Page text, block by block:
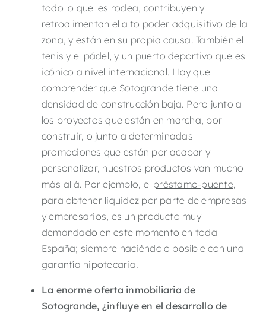
todo lo que les rodea, contribuyen y
retroalimentan el alto poder adquisitivo de la
zona, y están en su propia causa. También el
tenis y el pádel, y un puerto deportivo que es
icónico a nivel internacional. Hay que
comprender que Sotogrande tiene una
densidad de construcción baja. Pero junto a
los proyectos que están en marcha, por
construir, o junto a determinadas
promociones que están por acabar y
personalizar, nuestros productos van mucho
más allá. Por ejemplo, el préstamo-puente,
para obtener liquidez por parte de empresas
y empresarios, es un producto muy
demandado en este momento en toda
España; siempre haciéndolo posible con una
garantía hipotecaria.
La enorme oferta inmobiliaria de
Sotogrande, ¿influye en el desarrollo de